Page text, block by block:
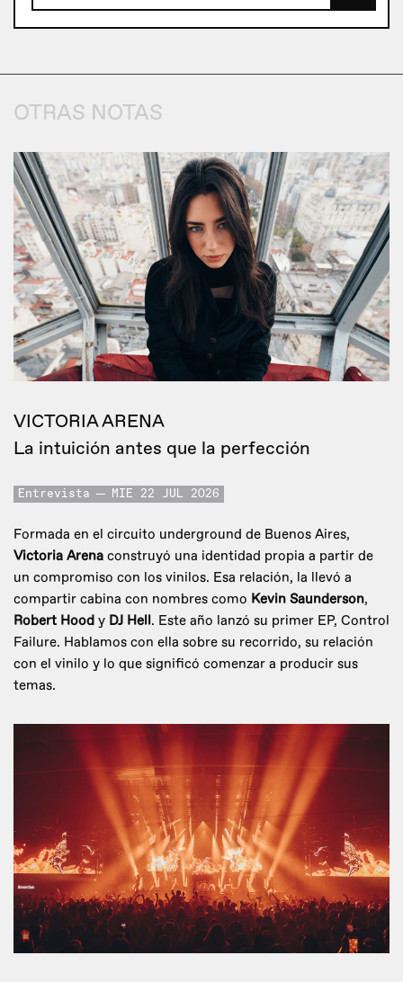
OTRAS NOTAS
VICTORIA ARENA
La intuición antes que la perfección
Entrevista MIE 22 JUL 2026
Formada en el circuito underground de Buenos Aires,
Victoria Arena construyó una identidad propia a partir de
un compromiso con los vinilos. Esa relación, la llevó a
compartir cabina con nombres como Kevin Saunderson,
Robert Hood y DJ Hell. Este año lanzó su primer EP, Control
Failure. Hablamos con ella sobre su recorrido, su relación
con el vinilo y lo que significó comenzar a producir sus
temas.